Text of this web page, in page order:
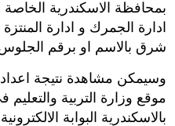
بمحافظة الاسكندرية الخاصة
ادارة الجمرك و ادارة
شرق بالاسم او برقم
موقع وزارة التربية والتعليم
بالاسكندرية البوابة